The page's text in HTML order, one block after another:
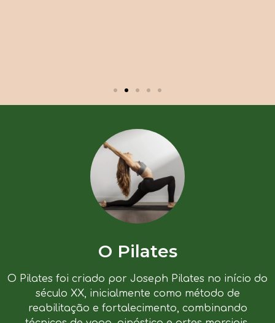
O Pilates
O Pilates foi criado por Joseph Pilates no início do
século XX, inicialmente como método de
reabilitação e fortalecimento, combinando